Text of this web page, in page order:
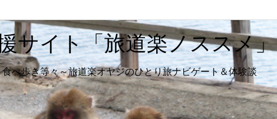
サイト「旅道楽ノススメ」
べ歩き等々～旅道楽オヤジのひとり旅ナビゲート＆体験談